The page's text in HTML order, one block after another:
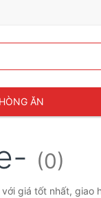
ĂN
(0)
giá tốt nhất, giao